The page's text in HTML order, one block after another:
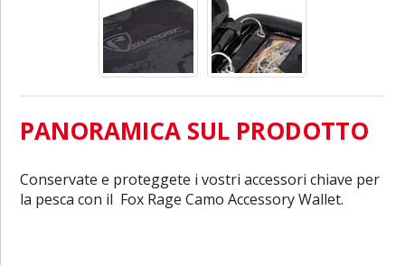
PANORAMICA SUL PRODOTTO
Conservate e proteggete i vostri accessori chiave per
la pesca con il Fox Rage Camo Accessory Wallet.